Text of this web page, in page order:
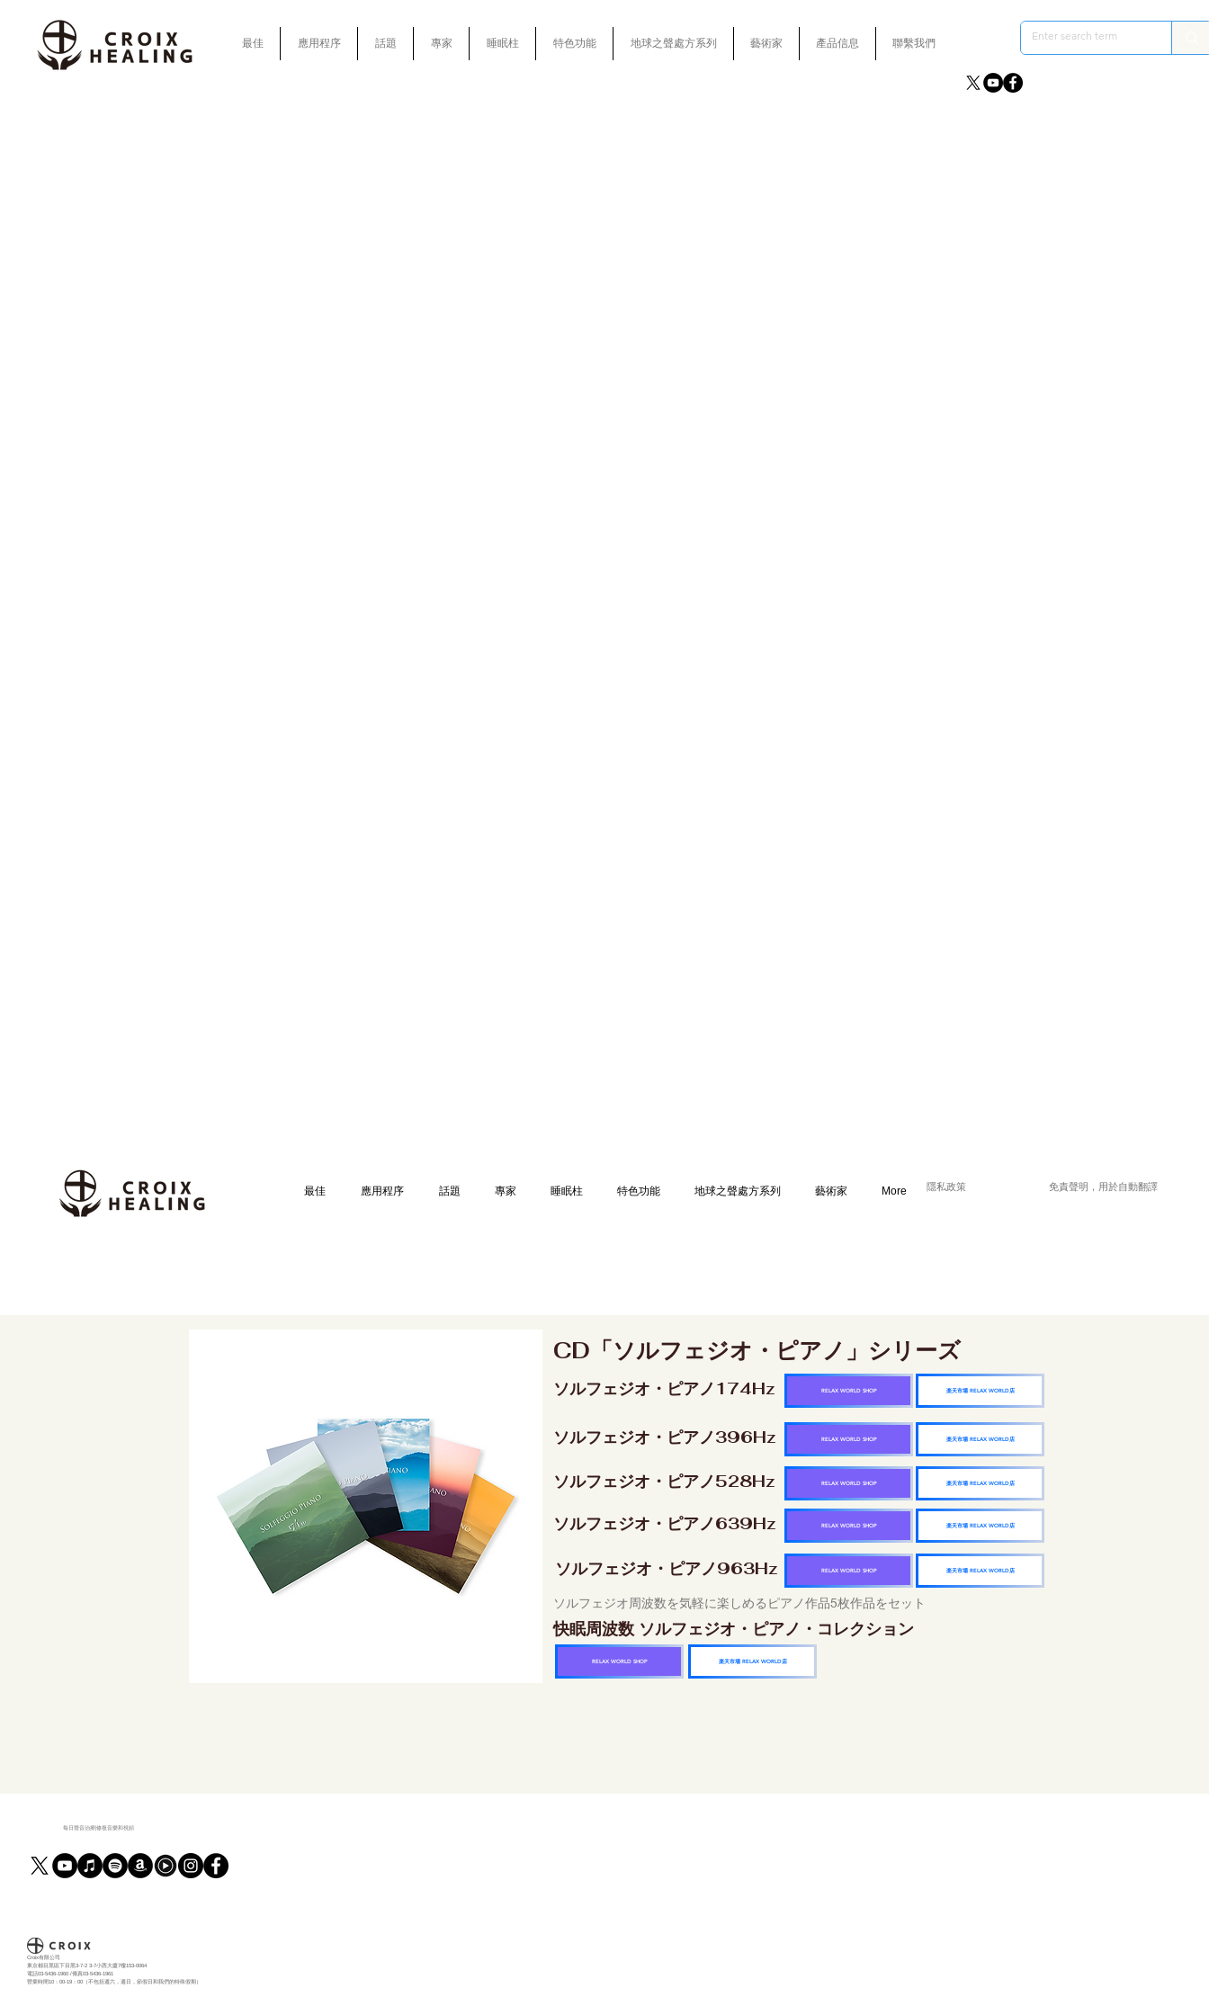
最佳 應用程序 話題 專家 睡眠柱 特色功能 地球之聲處方系列 藝術家 產品信息 聯繫我們
最佳 應用程序 話題 專家 睡眠柱 特色功能 地球之聲處方系列 藝術家 More 隱私政策 免責聲明，用於自動翻譯
CD「ソルフェジオ・ピアノ」シリーズ
ソルフェジオ・ピアノ174Hz 楽天市場 RELAX WORLD店
RELAX WORLD SHOP
ソルフェジオ・ピアノ396Hz 楽天市場 RELAX WORLD店
RELAX WORLD SHOP
ソルフェジオ・ピアノ528Hz 楽天市場 RELAX WORLD店
RELAX WORLD SHOP
ソルフェジオ・ピアノ639Hz 楽天市場 RELAX WORLD店
RELAX WORLD SHOP
ソルフェジオ・ピアノ963Hz 楽天市場 RELAX WORLD店
RELAX WORLD SHOP
ソルフェジオ周波数を気軽に楽しめるピアノ作品5枚作品をセット
快眠周波数 ソルフェジオ・ピアノ・コレクション
RELAX WORLD SHOP 楽天市場 RELAX WORLD店
每日聲音治療|修復音樂和視頻
Croix有限公司
東京都目黑區下目黑3-7-2 3-7小西大廈7樓153-0064
電話03-5436-1960 /傳真03-5436-1961
營業時間10：00-19：00（不包括週六，週日，節假日和我們的特殊假期）